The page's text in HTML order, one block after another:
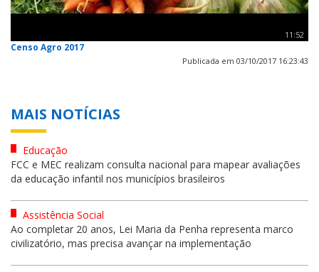
11:52
Censo Agro 2017
Publicada em 03/10/2017 16:23:43
MAIS NOTÍCIAS
Educação
FCC e MEC realizam consulta nacional para mapear avaliações
da educação infantil nos municípios brasileiros
Assistência Social
Ao completar 20 anos, Lei Maria da Penha representa marco
civilizatório, mas precisa avançar na implementação